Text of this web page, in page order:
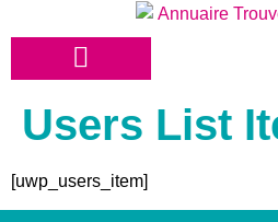
Users List
[uwp_users_item]